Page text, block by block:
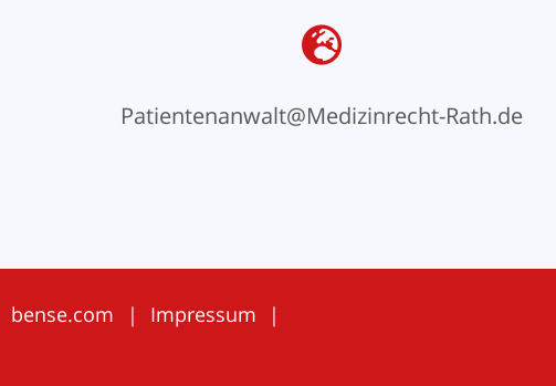
Patientenanwalt@Medizinrecht-Rath.de
bense.com | Impressum |